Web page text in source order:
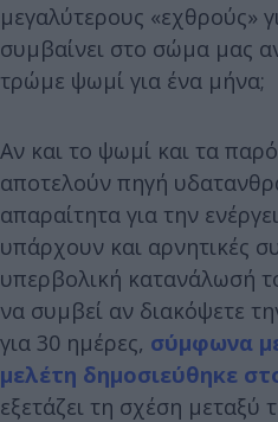
μεγαλύτερους «εχθρούς»
συμβαίνει στο σώμα μας
τρώμε ψωμί για ένα μήνα;
Αν και το ψωμί και τα
αποτελούν πηγή
απαραίτητα για την
υπάρχουν και αρνητικές
υπερβολική κατανάλωσή
να συμβεί αν διακόψετε
για 30 ημέρες, σύμφωνα
μελέτη δημοσιεύθηκε
εξετάζει τη σχέση μεταξύ